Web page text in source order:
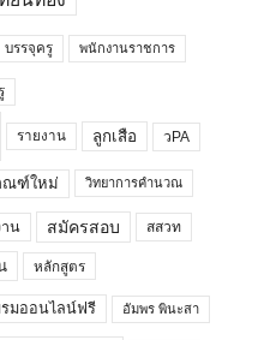
บรรจุครู พนักงานราชการ
รายงาน ลูกเสือ วPA
ณฑ์ใหม่ วิทยาการคำนวณ
น สมัครสอบ สสวท
หลักสูตร
มออนไลน์ฟรี อัมพร พินะสา